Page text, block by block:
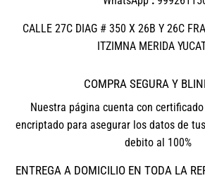
CALLE 27C DIAG # 350 X 26B Y 26C
ITZIMNA MERIDA
COMPRA SEGURA Y
Nuestra página cuenta con
encriptado para asegurar los datos de
debito al 100%
ENTREGA A DOMICILIO EN TODA LA